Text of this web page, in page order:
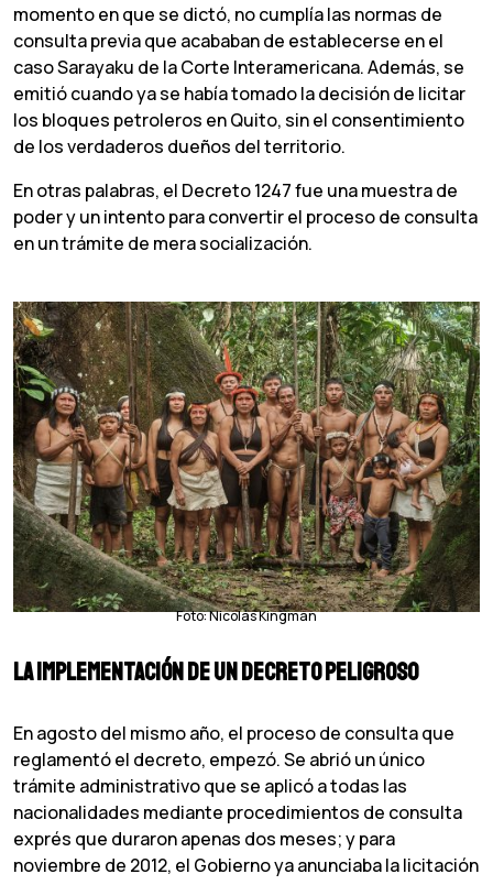
momento en que se dictó, no cumplía las normas de
consulta previa que acababan de establecerse en el
caso Sarayaku de la Corte Interamericana. Además, se
emitió cuando ya se había tomado la decisión de licitar
los bloques petroleros en Quito, sin el consentimiento
de los verdaderos dueños del territorio.
En otras palabras, el Decreto 1247 fue una muestra de
poder y un intento para convertir el proceso de consulta
en un trámite de mera socialización.
Foto: Nicolás Kingman
La implementaciónde un decreto peligroso
En agosto del mismo año, el proceso de consulta que
reglamentó el decreto, empezó. Se abrió un único
trámite administrativo que se aplicó a todas las
nacionalidades mediante procedimientos de consulta
exprés que duraron apenas dos meses; y para
noviembre de 2012, el Gobierno ya anunciaba la licitación